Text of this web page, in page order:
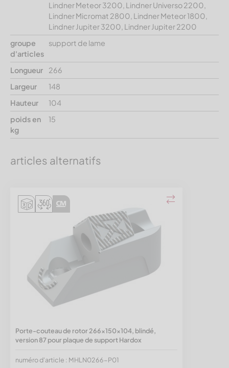
Lindner Meteor 3200, Lindner Universo 2200,
Lindner Micromat 2800, Lindner Meteor 1800,
Lindner Jupiter 3200, Lindner Jupiter 2200
groupe
d'articles
support de lame
Longueur
266
Largeur
148
Hauteur
104
poids en
kg
15
articles alternatifs
Porte-couteau de rotor 266x150x104, blindé,
version 87 pour plaque de support Hardox
numéro d'article : MHLN0266-P01